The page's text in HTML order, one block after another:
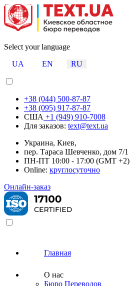
Select your language
UA
EN RU
+38 (044) 500-87-87
+38 (095) 917-87-87
США +1 (949) 910-7008
Для заказов: text@text.ua
Украина, Киев,
пер. Тараса Шевченко, дом 7/1
ПН-ПТ 10:00 - 17:00 (GMT +2)
Online: круглосуточно
Онлайн-заказ
Главная
О нас
Бюро Переводов